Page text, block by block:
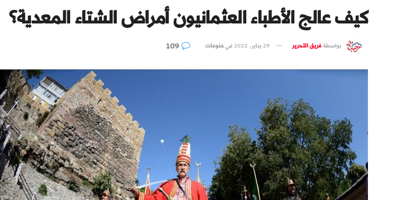
كيف عالج الأطباء العثمانيون أمراض الشتاء المعدية؟
بواسطةفريق التحرير 29 يناير، 2022 فيمنوعات